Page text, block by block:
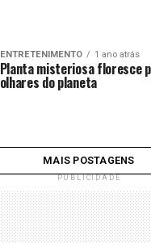
ENTRETENIMENTO 1 ano atrás
Planta misteriosa floresce
olhares do planeta
MAIS POSTAGENS
PUBLICIDADE